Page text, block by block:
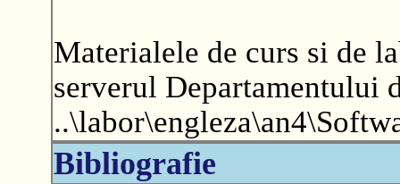
Materialele de curs si de
serverul Departamentului
Bibliografie